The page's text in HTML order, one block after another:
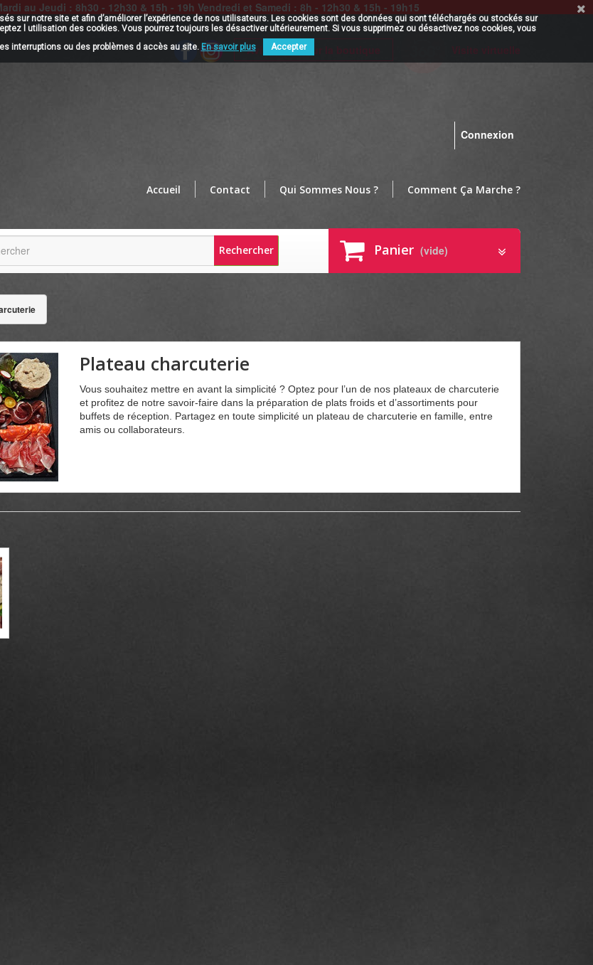
au Jeudi : 8h30 - 12h30 & 15h - 19h Vendredi et Samedi : 8h - 12h30 & 15h - 19h15
Avis clients sur la boutique
Connexion
Accueil Contact Qui Sommes Nous ? Comment Ça Marche ?
Panier (vide)
Rechercher
Plateau charcuterie
Vous souhaitez mettre en avant la simplicité ? Optez pour l’un de nos plateaux de charcuterie
et profitez de notre savoir-faire dans la préparation de plats froids et d’assortiments pour
buffets de réception. Partagez en toute simplicité un plateau de charcuterie en famille, entre
amis ou collaborateurs.
sur notre site et afin d’améliorer l’expérience de nos utilisateurs. Les cookies sont des données qui sont téléchargés ou stockés sur
l utilisation des cookies. Vous pourrez toujours les désactiver ultérieurement. Si vous supprimez ou désactivez nos cookies, vous
interruptions ou des problèmes d accès au site. En savoir plus Accepter